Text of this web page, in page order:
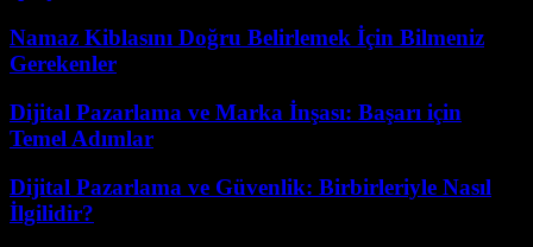
Namaz Kiblasını Doğru Belirlemek İçin Bilmeniz
Gerekenler
Dijital Pazarlama ve Marka İnşası: Başarı için
Temel Adımlar
Dijital Pazarlama ve Güvenlik: Birbirleriyle Nasıl
İlgilidir?